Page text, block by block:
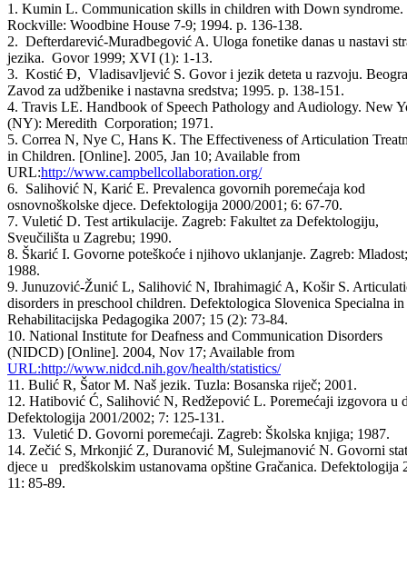
1. Kumin L. Communication skills in children with Down syndrome.
Rockville: Woodbine House 7-9; 1994. p. 136-138.
2. Defterdarević-Muradbegović A. Uloga fonetike danas u nastavi
jezika. Govor 1999; XVI (1): 1-13.
3. Kostić Đ, Vladisavljević S. Govor i jezik deteta u razvoju.
Zavod za udžbenike i nastavna sredstva; 1995. p. 138-151.
4. Travis LE. Handbook of Speech Pathology and Audiology. New
(NY): Meredith Corporation; 1971.
5. Correa N, Nye C, Hans K. The Effectiveness of Articulation
in Children. [Online]. 2005, Jan 10; Available from
URL:http://www.campbellcollaboration.org/
6. Salihović N, Karić E. Prevalenca govornih poremećaja kod
osnovnoškolske djece. Defektologija 2000/2001; 6: 67-70.
7. Vuletić D. Test artikulacije. Zagreb: Fakultet za Defektologiju,
Sveučilišta u Zagrebu; 1990.
8. Škarić I. Govorne poteškoće i njihovo uklanjanje. Zagreb: Mladost;
1988.
9. Junuzović-Žunić L, Salihović N, Ibrahimagić A, Košir S.
disorders in preschool children. Defektologica Slovenica Specialna in
Rehabilitacijska Pedagogika 2007; 15 (2): 73-84.
10. National Institute for Deafness and Communication Disorders
(NIDCD) [Online]. 2004, Nov 17; Available from
URL:http://www.nidcd.nih.gov/health/statistics/
11. Bulić R, Šator M. Naš jezik. Tuzla: Bosanska riječ; 2001.
12. Hatibović Ć, Salihović N, Redžepović L. Poremećaji izgovora u
Defektologija 2001/2002; 7: 125-131.
13. Vuletić D. Govorni poremećaji. Zagreb: Školska knjiga; 1987.
14. Zečić S, Mrkonjić Z, Duranović M, Sulejmanović N. Govorni
djece u predškolskim ustanovama opštine Gračanica. Defektologija
11: 85-89.